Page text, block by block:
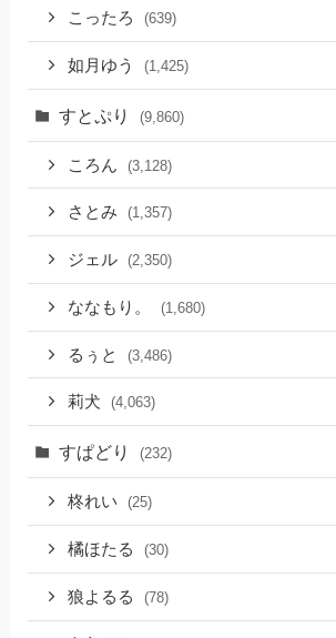
こったろ (639)
如月ゆう (1,425)
すとぷり (9,860)
ころん (3,128)
さとみ (1,357)
ジェル (2,350)
ななもり。 (1,680)
るぅと (3,486)
莉犬 (4,063)
すぱどり (232)
柊れい (25)
橘ほたる (30)
狼よるる (78)